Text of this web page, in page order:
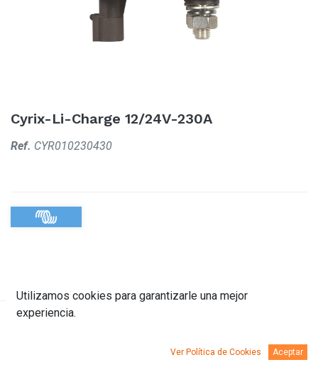
Cyrix-Li-Charge 12/24V-230A
Ref. CYR010230430
Utilizamos cookies para garantizarle una mejor
experiencia.
Ver Política de Cookies Aceptar